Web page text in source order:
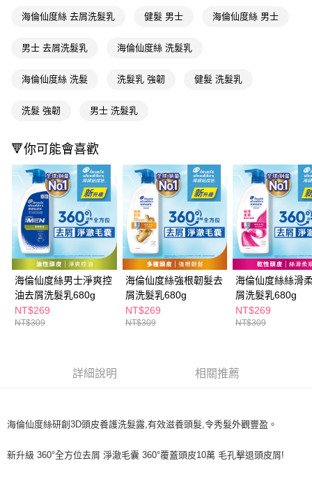
悠遊付
Google Pay
AFTEE先享後付
AFTEE先享後付是「在收到商品之後才付款」的支付方式。 讓您購物簡單
便利好安心！
１．簡單：不需註冊會員、不需綁卡、不需儲值。
２．便利：只要手機號碼，簡訊認證，即可結帳。
３．安心：先確認商品／服務後，再付款。
【「AFTEE先享後付」結帳流程】
１．於結帳方式選擇「AFTEE先享後付」後，將跳轉至「AFTEE先享後付」
結帳頁面，進行簡訊認證並確認金額後，即可完成結帳。
２．訂單成立數日內，您將收到繳費通知簡訊。
３．收到繳費通知簡訊後14天內，點擊此簡訊中的連結，可透過四大超商／
ATM／網路銀行／等多元方式進行付款，方視為交易完成。
※ 請注意：結帳手續完成當下不需立刻繳費，但若您需要取消訂單，請聯絡
購買商品的店家。未經商家同意取消之訂單仍視為有效，需透過AFTEE先享
後付繳納相關費用。
客戶支援中心」 https://netprotections.freshdesk.com/support/home
權轉讓予恩沛科技股份有限公司。
https://aftee.tw/terms/#terms3
即享券
運送方式
全家取貨付款
每筆NT$65，滿NT$390(含以上)免運費
付款後全家取貨
每筆NT$65，滿NT$390(含以上)免運費
萊爾富取貨付款
每筆NT$65，滿NT$490(含以上)免運費
付款後7-11取貨
每筆NT$65，滿NT$490(含以上)免運費
海倫仙度絲 去屑洗髮乳 健髮 男士 海倫仙度絲 男士
男士 去屑洗髮乳 海倫仙度絲 洗髮乳
海倫仙度絲 洗髮 洗髮乳 強韌 健髮 洗髮乳
洗髮 強韌 男士 洗髮乳
🔻你可能會喜歡
海倫仙度絲男士淨爽控
油去屑洗髮乳680g
NT$269
NT$309
海倫仙度絲強根韌髮去
屑洗髮乳680g
NT$269
NT$309
海倫仙度絲絲滑
屑洗髮乳680g
NT$269
NT$309
詳細說明 相關推薦
海倫仙度絲研創3D頭皮養護洗髮露,有效滋養頭髮,令秀髮外觀豐盈。
新升級 360°全方位去屑 淨澈毛囊 360°覆蓋頭皮10萬 毛孔擊退頭皮屑!